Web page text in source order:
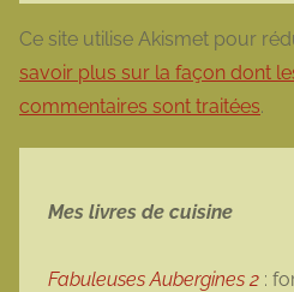
Ce site utilise Akismet pour
savoir plus sur la façon dont
commentaires sont traitées.
Mes livres de cuisine
Fabuleuses Aubergines 2 :